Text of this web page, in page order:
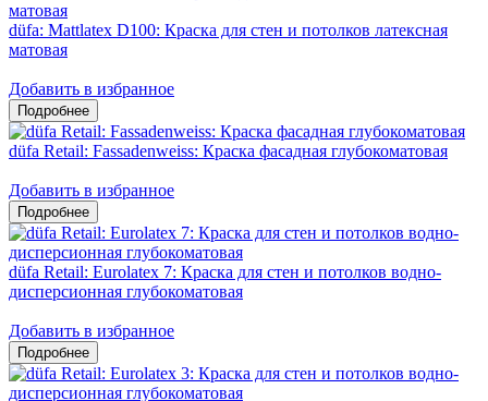
düfa: Mattlatex D100: Краска для стен и потолков латексная
матовая
Добавить в избранное
düfa Retail: Fassadenweiss: Краска фасадная глубокоматовая
Добавить в избранное
düfa Retail: Eurolatex 7: Краска для стен и потолков водно-
дисперсионная глубокоматовая
Добавить в избранное